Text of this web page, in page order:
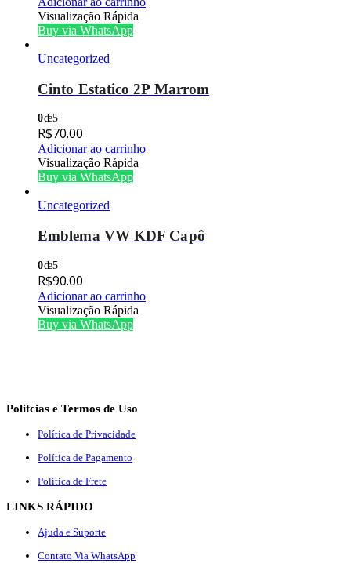
Visualização Rápida
Buy via WhatsApp
Uncategorized
Cinto Estatico 2P Marrom
0de 5
R$70.00
Adicionar ao carrinho
Visualização Rápida
Buy via WhatsApp
Uncategorized
Emblema VW KDF Capô
0de 5
R$90.00
Adicionar ao carrinho
Visualização Rápida
Buy via WhatsApp
Politcias e Termos de Uso
Política de Privacidade
Política de Pagamento
Política de Frete
LINKS RÁPIDO
Ajuda e Suporte
Contato Via WhatsApp